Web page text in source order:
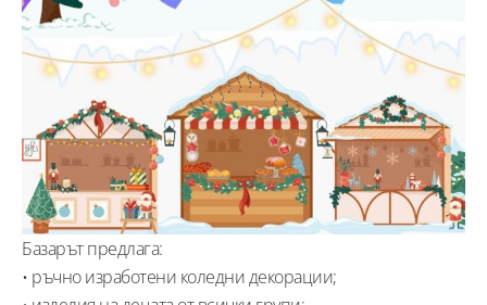
Базарът предлага:
• ръчно изработени коледни декорации;